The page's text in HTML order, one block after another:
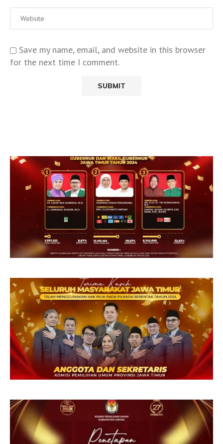
Save my name, email, and website in this browser
for the next time I comment.